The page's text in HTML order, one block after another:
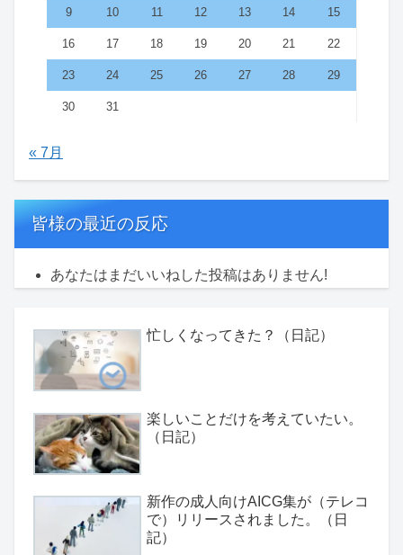
9 10 11 12 13 14 15
16 17 18 19 20 21 22
23 24 25 26 27 28 29
30 31
« 7月
皆様の最近の反応
あなたはまだいいねした投稿はありません!
忙しくなってきた？（日記）
楽しいことだけを考えていたい。
（日記）
新作の成人向けAICG集が（テレコ
で）リリースされました。（日
記）